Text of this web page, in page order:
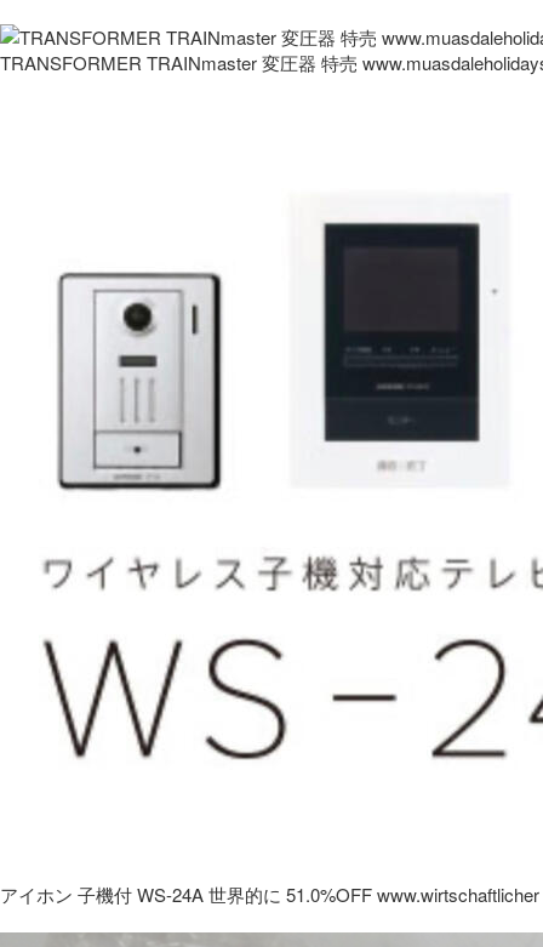
TRANSFORMER TRAINmaster 変圧器 特売
アイホン 子機付 WS-24A 世界的に 51.0%OFF www.wirtschaftlicher